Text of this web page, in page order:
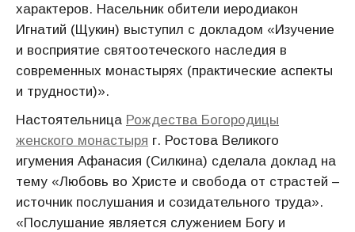
характеров. Насельник обители иеродиакон
Игнатий (Щукин) выступил с докладом «Изучение
и восприятие святоотеческого наследия в
современных монастырях (практические аспекты
и трудности)».
Настоятельница Рождества Богородицы
женского монастыря г. Ростова Великого
игумения Афанасия (Силкина) сделала доклад на
тему «Любовь во Христе и свобода от страстей –
источник послушания и созидательного труда».
«Послушание является служением Богу и